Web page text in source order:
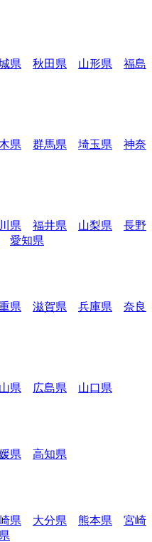
県 秋田県 山形県
福島
県 群馬県 埼玉県
神奈
県 福井県 山梨県
長野
愛知県
県 滋賀県 兵庫県
奈良
県 広島県 山口県
県 高知県
県 大分県 熊本県
宮崎